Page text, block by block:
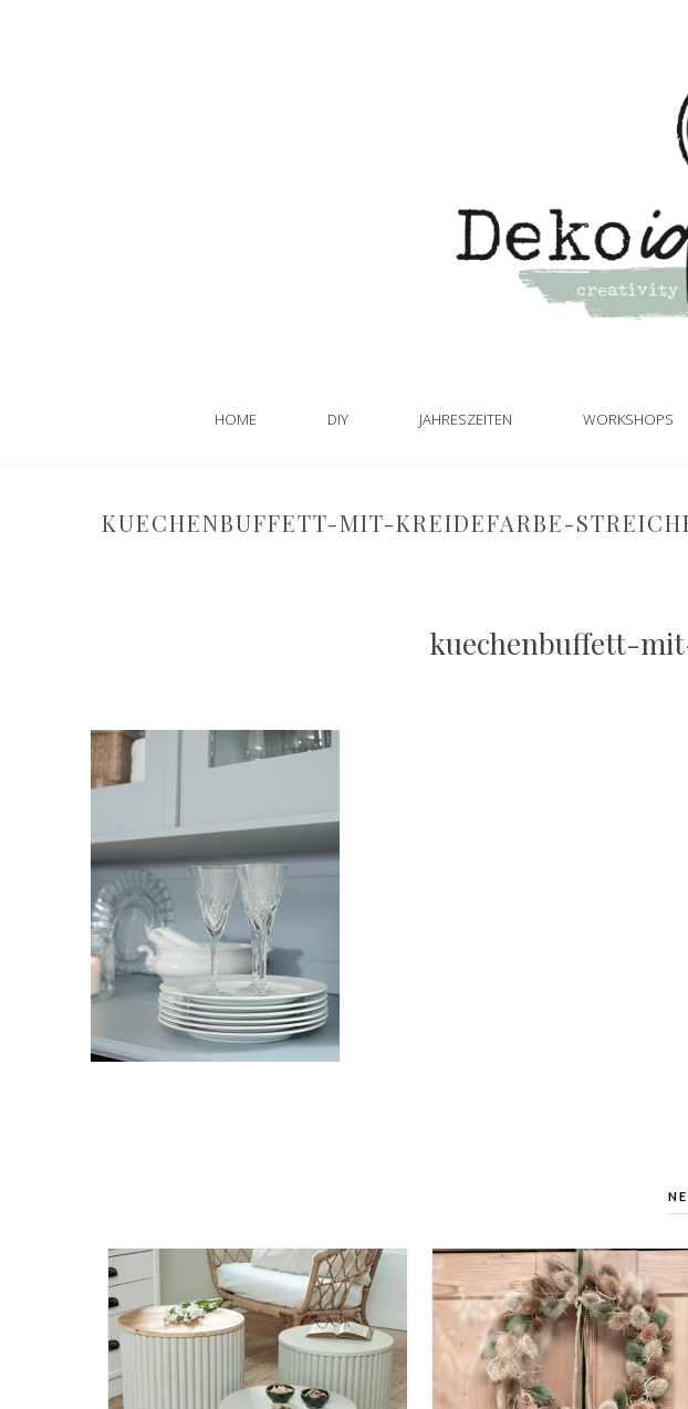
HOME DIY JAHRESZEITEN WORKSHOPS
KUECHENBUFFETT-MIT-KREIDEFARBE-
kuechenbuffett-